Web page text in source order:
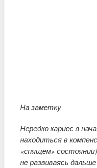
На заметку
Нередко кариес в
находиться в
«спящем»
не развиваясь